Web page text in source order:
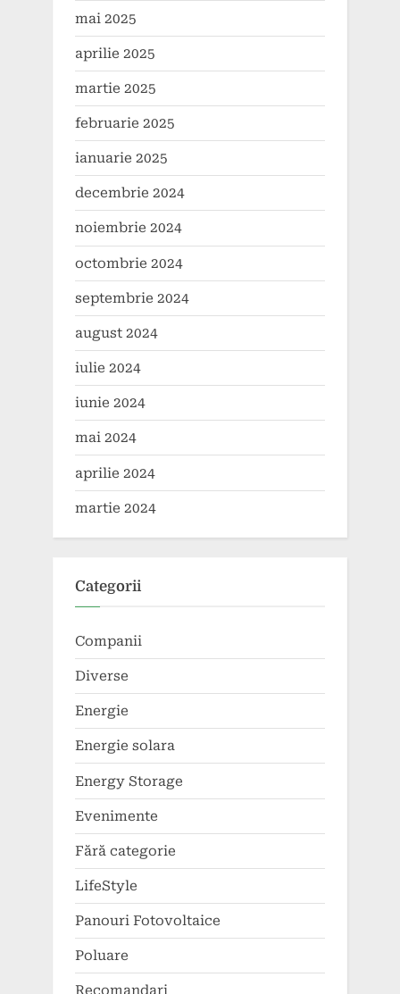
mai 2025
aprilie 2025
martie 2025
februarie 2025
ianuarie 2025
decembrie 2024
noiembrie 2024
octombrie 2024
septembrie 2024
august 2024
iulie 2024
iunie 2024
mai 2024
aprilie 2024
martie 2024
Categorii
Companii
Diverse
Energie
Energie solara
Energy Storage
Evenimente
Fără categorie
LifeStyle
Panouri Fotovoltaice
Poluare